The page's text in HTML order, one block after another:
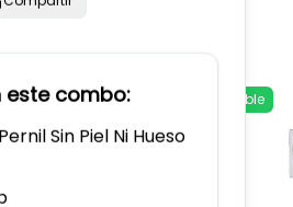
Add to favorites
Disponible
este combo:
Sin Piel Ni Hueso